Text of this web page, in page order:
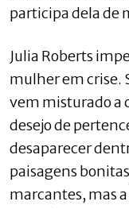
participa dela de
Julia Roberts
mulher em crise.
vem misturado a
desejo de
desaparecer
paisagens
marcantes, mas